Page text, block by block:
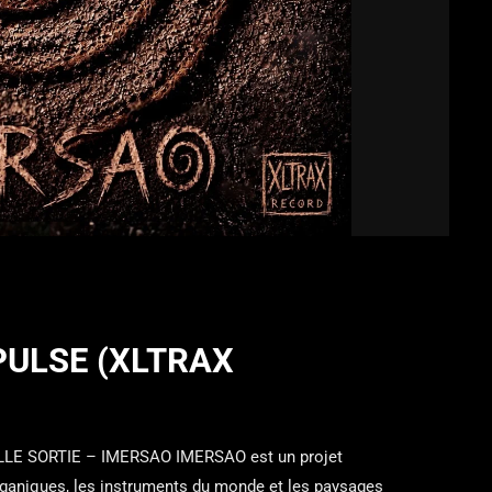
(XLTRAX
SORTIE – IMERSAO IMERSAO est un projet
les instruments du monde et les paysages